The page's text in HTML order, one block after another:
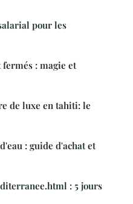
pour les
: magie et
de luxe en tahiti: le
: guide d'achat et
: 5 jours